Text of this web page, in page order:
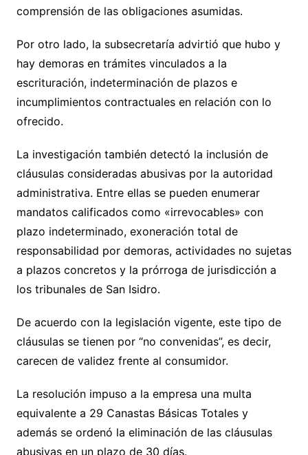
comprensión de las obligaciones asumidas.
Por otro lado, la subsecretaría advirtió que hubo y
hay demoras en trámites vinculados a la
escrituración, indeterminación de plazos e
incumplimientos contractuales en relación con lo
ofrecido.
La investigación también detectó la inclusión de
cláusulas consideradas abusivas por la autoridad
administrativa. Entre ellas se pueden enumerar
mandatos calificados como «irrevocables» con
plazo indeterminado, exoneración total de
responsabilidad por demoras, actividades no sujetas
a plazos concretos y la prórroga de jurisdicción a
los tribunales de San Isidro.
De acuerdo con la legislación vigente, este tipo de
cláusulas se tienen por “no convenidas”, es decir,
carecen de validez frente al consumidor.
La resolución impuso a la empresa una multa
equivalente a 29 Canastas Básicas Totales y
además se ordenó la eliminación de las cláusulas
abusivas en un plazo de 30 días.